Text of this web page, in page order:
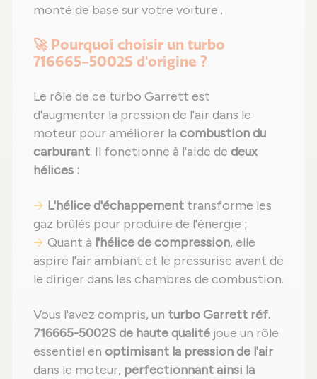
monté de base sur votre voiture .
🚀 Pourquoi choisir un turbo
716665-5002S d'origine ?
Le rôle de ce turbo Garrett est
d'augmenter la pression de l'air dans le
moteur pour améliorer la combustion du
carburant. Il fonctionne à l'aide de deux
hélices :
L'hélice d'échappement transforme les
gaz brûlés pour produire de l'énergie ;
Quant à l'hélice de compression, elle
aspire l'air ambiant et le pressurise avant de
le diriger dans les chambres de combustion.
Vous l'avez compris, un turbo Garrett réf.
716665-5002S de haute qualité joue un rôle
essentiel en optimisant la pression de l'air
dans le moteur, perfectionnant ainsi la